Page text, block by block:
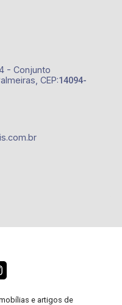
- Conjunto
CEP:14094-
e artigos de